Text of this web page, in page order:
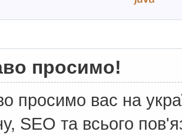
просимо!
просимо вас на
SEO та всього